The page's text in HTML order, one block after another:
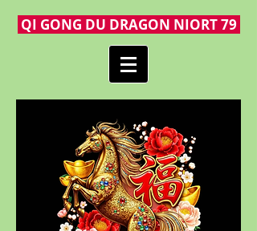
QI GONG DU DRAGON NIORT 79